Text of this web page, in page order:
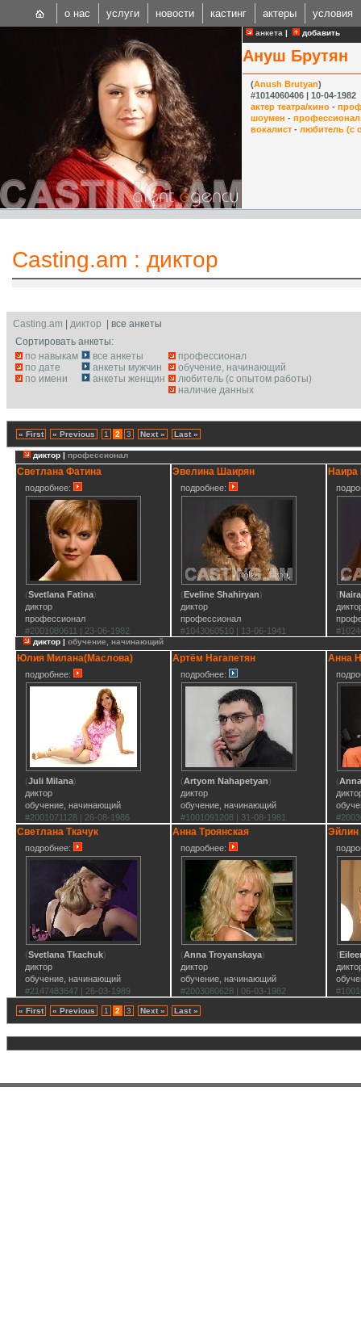
анкета | добавить
Ануш Брутян
(Anush Brutyan)
#1014060406 | 10-04-1982
актер театра/кино -
шоумен - профессионал
вокалист - любитель (с
Casting.am : диктор
Casting.am диктор | все анкеты
Сортировать анкеты:
по навыкам
по дате
по имени
все анкеты
анкеты мужчин
анкеты женщин
профессионал
обучение, начинающий
любитель (с опытом работы)
наличие данных
« First « Previous 1 2 3 Next » Last »
диктор | профессионал
Светлана Фатина
подробнее:
(Svetlana Fatina)
диктор
профессионал
#2001080611 | 23-06-1982
Эвелина Шаирян
подробнее:
(Eveline Shahiryan)
диктор
профессионал
#1043060510 | 13-06-1941
(
диктор | обучение, начинающий
Юлия Милана(Маслова)
подробнее:
(Juli Milana)
диктор
обучение, начинающий
#2001071128 | 26-08-1986
Артём Нагапетян
подробнее:
(Artyom Nahapetyan)
диктор
обучение, начинающий
#1001091208 | 31-08-1981
Анна
(
Светлана Ткачук
подробнее:
(Svetlana Tkachuk)
диктор
обучение, начинающий
#2147483647 | 26-03-1989
Анна Троянская
подробнее:
(Anna Troyanskaya)
диктор
обучение, начинающий
#2003080628 | 06-03-1982
Эйлин
(
« First « Previous 1 2 3 Next » Last »
о нас услуги новости кастинг актеры условия